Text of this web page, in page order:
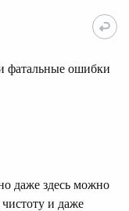
фатальные ошибки
даже здесь можно
и даже